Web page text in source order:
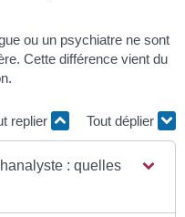
ou un psychiatre ne sont
Cette différence vient du
replier Tout déplier
: quelles